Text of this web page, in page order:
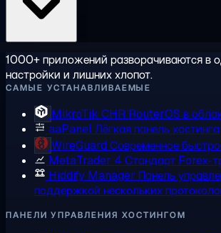
1000+ приложений разворачиваются в
настройки и лишних хлопот.
САМЫЕ УСТАНАВЛИВАЕМЫЕ
MikroTik CHR RouterOS в
aaPanelЛёгкая панель хостинга
WireGuard Современное
MetaTrader 4 Стандарт Forex-
Hiddify Manager Панель
поддержкой нескольких
ПАНЕЛИ УПРАВЛЕНИЯ ХОСТИНГОМ